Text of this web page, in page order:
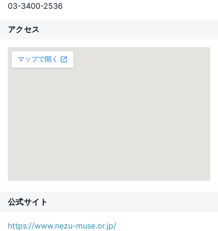
03-3400-2536
アクセス
公式サイト
https://www.nezu-muse.or.jp/